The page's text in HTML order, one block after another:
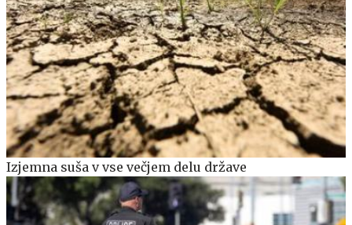
Izjemna suša v vse večjem delu države